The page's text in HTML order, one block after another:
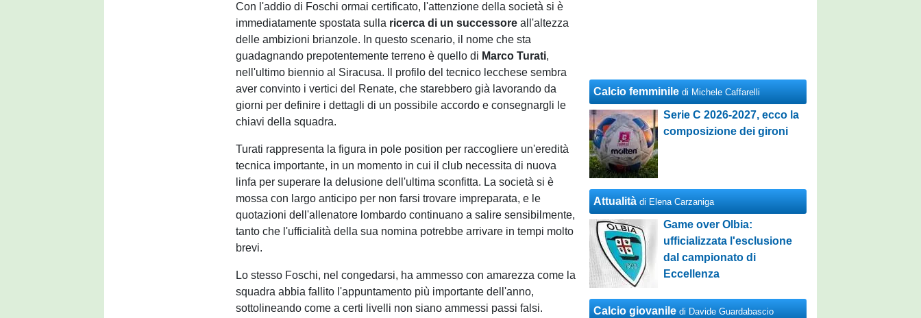
Con l'addio di Foschi ormai certificato, l'attenzione della società si è
immediatamente spostata sulla ricerca di un successoreall'altezza
delle ambizioni brianzole. In questo scenario, il nome che sta
guadagnando prepotentemente terreno è quello di Marco Turati,
nell'ultimo biennio al Siracusa. Il profilo del tecnico lecchese sembra
aver convinto i vertici del Renate, che starebbero già lavorando da
giorni per definire i dettagli di un possibile accordo e consegnargli le
chiavi della squadra.
Turati rappresenta la figura in pole position per raccogliere un'eredità
tecnica importante, in un momento in cui il club necessita di nuova
linfa per superare la delusione dell'ultima sconfitta. La società si è
mossa con largo anticipo per non farsi trovare impreparata, e le
quotazioni dell'allenatore lombardo continuano a salire sensibilmente,
tanto che l'ufficialità della sua nomina potrebbe arrivare in tempi molto
brevi.
Lo stesso Foschi, nel congedarsi, ha ammesso con amarezza come la
squadra abbia fallito l'appuntamento più importante dell'anno,
sottolineando come a certi livelli non siano ammessi passi falsi.
Calcio femminile di Michele Caffarelli
Serie C 2026-2027, ecco la
composizione dei gironi
Attualità di Elena Carzaniga
Game over Olbia:
ufficializzata l'esclusione
dal campionato di
Eccellenza
Calcio giovanile di Davide Guardabascio